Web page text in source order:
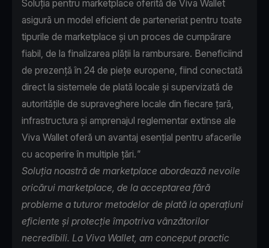
Soluția pentru marketplace oferită de Viva Wallet
asigură un model eficient de parteneriat pentru toate
tipurile de marketplace și un proces de cumpărare
fiabil, de la finalizarea plății la rambursare. Beneficiind
de prezență în 24 de piețe europene, fiind conectată
direct la sistemele de plată locale și supervizată de
autoritățile de supraveghere locale din fiecare țară,
infrastructura și amprenajul reglementar extinse ale
Viva Wallet oferă un avantaj esențial pentru afacerile
cu acoperire în multiple țări."
Soluția noastră de marketplace abordează nevoile
oricărui marketplace, de la acceptarea fără
probleme a tuturor metodelor de plată la operațiuni
eficiente și protecție împotriva vânzătorilor
necredibili. La Viva Wallet, am conceput practic